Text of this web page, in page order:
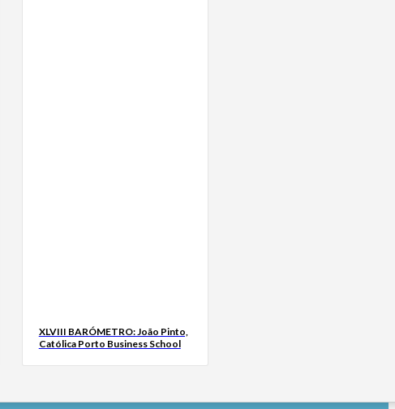
XLVIII BARÓMETRO: João Pinto,
Católica Porto Business School